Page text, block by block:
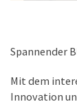
Spannender
Mit dem
Innovation